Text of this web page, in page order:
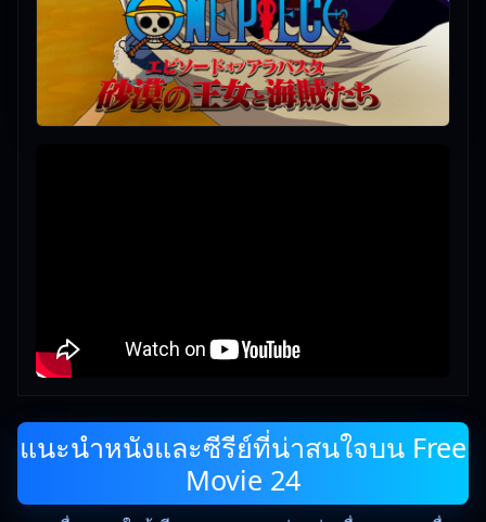
แนะนำหนังและซีรีย์ที่น่าสนใจบน Free
Movie 24